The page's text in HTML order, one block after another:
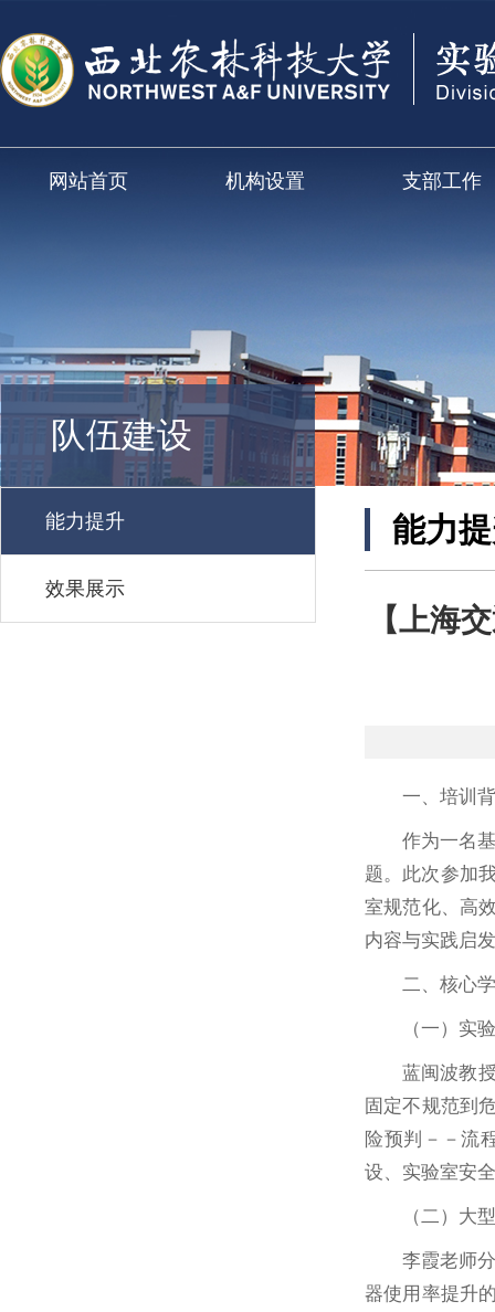
网站首页 机构设置 支部工作
队伍建设
能力提升
效果展示
能力
【上海
一、培训
作为一名
题。此次参加
室规范化、高
内容与实践启
二、核心
（一）实
蓝闽波教
固定不规范到
险预判－－流
设、实验室安
（二）大
李霞老师
器使用率提升